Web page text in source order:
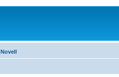
Novell